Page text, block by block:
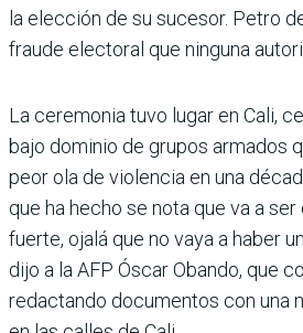
la elección de su sucesor. Petro
fraude electoral que ninguna
La ceremonia tuvo lugar en Cali,
bajo dominio de grupos armados
peor ola de violencia en una
que ha hecho se nota que va a
fuerte, ojalá que no vaya a haber
dijo a la AFP Óscar Obando, que
redac­tando documentos con una